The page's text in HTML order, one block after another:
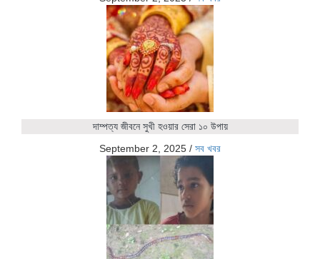
দাম্পত্য জীবনে সুখী হওয়ার সেরা ১০ উপায়
September 2, 2025 / সব খবর